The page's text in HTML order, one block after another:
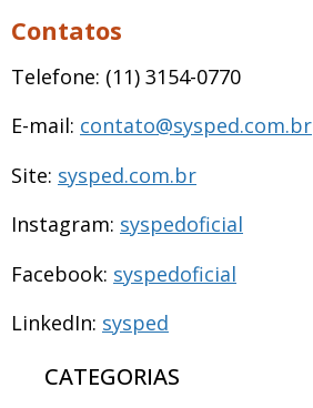
Contatos
Telefone: (11) 3154-0770
E-mail: contato@sysped.com.br
Site: sysped.com.br
Instagram: syspedoficial
Facebook: syspedoficial
LinkedIn: sysped
CATEGORIAS